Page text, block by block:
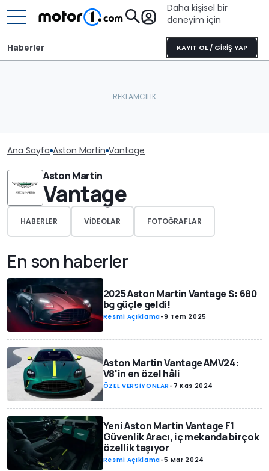
Daha kişisel bir
deneyim için
KAYIT OL / GİRİŞ YAP
Haberler
Ana Sayfa Aston Martin Vantage
Aston Martin
Vantage
HABERLER VIDEOLAR FOTOĞRAFLAR
En son haberler
2025 Aston Martin Vantage S: 680
bg güçle geldi!
Resmi Açıklama-9 Tem 2025
Aston Martin Vantage AMV24:
V8'in en özel hâli
ÖZEL VERSİYONLAR - 7 Kas 2024
Yeni Aston Martin Vantage F1
Güvenlik Aracı, iç mekanda birçok
özellik taşıyor
Resmi Açıklama-5 Mar 2024